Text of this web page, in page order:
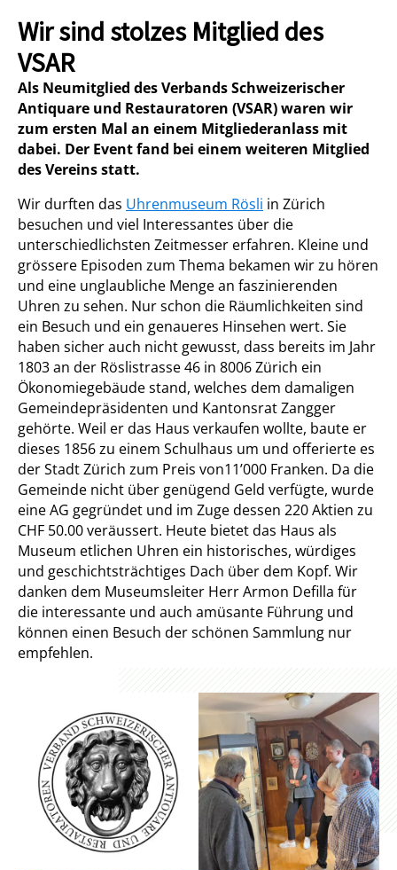
Wir sind stolzes Mitglied des
VSAR
Als Neumitglied des Verbands Schweizerischer
Antiquare und Restauratoren (VSAR) waren wir
zum ersten Mal an einem Mitgliederanlass mit
dabei. Der Event fand bei einem weiteren Mitglied
des Vereins statt.
Wir durften das Uhrenmuseum Rösli in Zürich
besuchen und viel Interessantes über die
unterschiedlichsten Zeitmesser erfahren. Kleine und
grössere Episoden zum Thema bekamen wir zu hören
und eine unglaubliche Menge an faszinierenden
Uhren zu sehen. Nur schon die Räumlichkeiten sind
ein Besuch und ein genaueres Hinsehen wert. Sie
haben sicher auch nicht gewusst, dass bereits im Jahr
1803 an der Röslistrasse 46 in 8006 Zürich ein
Ökonomiegebäude stand, welches dem damaligen
Gemeindepräsidenten und Kantonsrat Zangger
gehörte. Weil er das Haus verkaufen wollte, baute er
dieses 1856 zu einem Schulhaus um und offerierte es
der Stadt Zürich zum Preis von11’000 Franken. Da die
Gemeinde nicht über genügend Geld verfügte, wurde
eine AG gegründet und im Zuge dessen 220 Aktien zu
CHF 50.00 veräussert. Heute bietet das Haus als
Museum etlichen Uhren ein historisches, würdiges
und geschichtsträchtiges Dach über dem Kopf. Wir
danken dem Museumsleiter Herr Armon Defilla für
die interessante und auch amüsante Führung und
können einen Besuch der schönen Sammlung nur
empfehlen.